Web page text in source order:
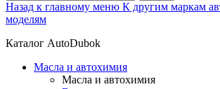
Назад к главному меню К другим маркам
моделям
Каталог AutoDubok
Масла и автохимия
Масла и автохимия